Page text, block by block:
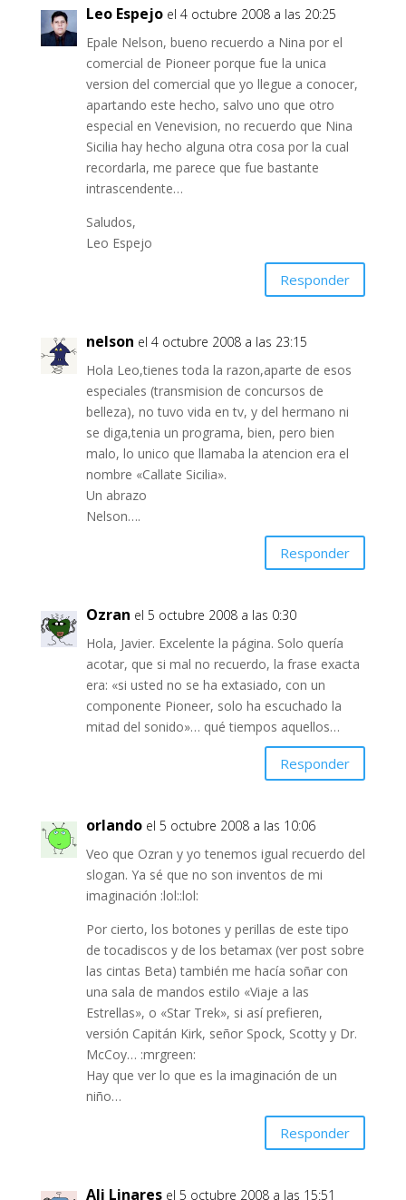
Leo Espejo el 4 octubre 2008 a las 20:25
Epale Nelson, bueno recuerdo a Nina por el
comercial de Pioneer porque fue la unica
version del comercial que yo llegue a conocer,
apartando este hecho, salvo uno que otro
especial en Venevision, no recuerdo que Nina
Sicilia hay hecho alguna otra cosa por la cual
recordarla, me parece que fue bastante
intrascendente…
Saludos,
Leo Espejo
Responder
nelson el 4 octubre 2008 a las 23:15
Hola Leo,tienes toda la razon,aparte de esos
especiales (transmision de concursos de
belleza), no tuvo vida en tv, y del hermano ni
se diga,tenia un programa, bien, pero bien
malo, lo unico que llamaba la atencion era el
nombre «Callate Sicilia».
Un abrazo
Nelson….
Responder
Ozran el 5 octubre 2008 a las 0:30
Hola, Javier. Excelente la página. Solo quería
acotar, que si mal no recuerdo, la frase exacta
era: «si usted no se ha extasiado, con un
componente Pioneer, solo ha escuchado la
mitad del sonido»… qué tiempos aquellos…
Responder
orlando el 5 octubre 2008 a las 10:06
Veo que Ozran y yo tenemos igual recuerdo del
slogan. Ya sé que no son inventos de mi
imaginación :lol::lol:
Por cierto, los botones y perillas de este tipo
de tocadiscos y de los betamax (ver post sobre
las cintas Beta) también me hacía soñar con
una sala de mandos estilo «Viaje a las
Estrellas», o «Star Trek», si así prefieren,
versión Capitán Kirk, señor Spock, Scotty y Dr.
McCoy… :mrgreen:
Hay que ver lo que es la imaginación de un
niño…
Responder
Ali Linares el 5 octubre 2008 a las 15:51